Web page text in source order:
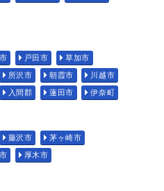
戸田市 草加市
所沢市 朝霞市 川越市
入間郡 蓮田市 伊奈町
藤沢市 茅ヶ崎市
厚木市